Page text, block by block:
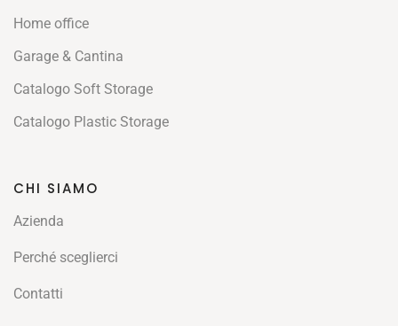
Home office
Garage & Cantina
Catalogo Soft Storage
Catalogo Plastic Storage
CHI SIAMO
Azienda
Perché sceglierci
Contatti